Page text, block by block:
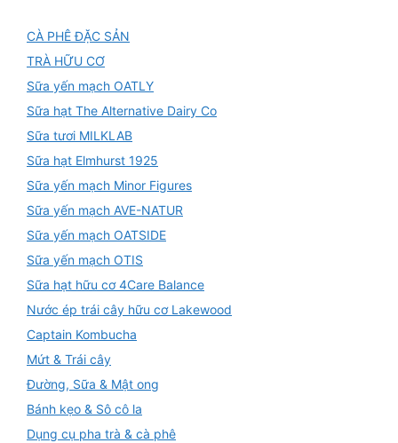
CÀ PHÊ ĐẶC SẢN
TRÀ HỮU CƠ
Sữa yến mạch OATLY
Sữa hạt The Alternative Dairy Co
Sữa tươi MILKLAB
Sữa hạt Elmhurst 1925
Sữa yến mạch Minor Figures
Sữa yến mạch AVE-NATUR
Sữa yến mạch OATSIDE
Sữa yến mạch OTIS
Sữa hạt hữu cơ 4Care Balance
Nước ép trái cây hữu cơ Lakewood
Captain Kombucha
Mứt & Trái cây
Đường, Sữa & Mật ong
Bánh kẹo & Sô cô la
Dụng cụ pha trà & cà phê